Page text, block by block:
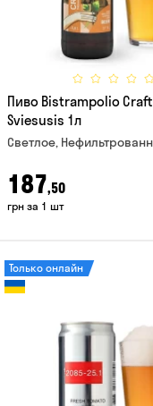
Пиво Bistrampolio
Sviesusis 1л
Светлое,
187,50
грн за 1 шт
Только онлайн